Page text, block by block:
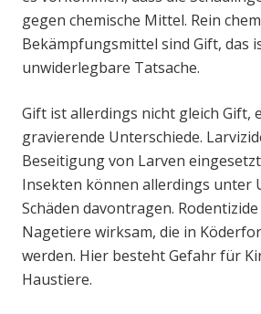
gegen chemische Mittel. Rein
Bekämpfungsmittel sind Gift, das
unwiderlegbare Tatsache.
Gift ist allerdings nicht gleich Gift,
gravierende Unterschiede.
Beseitigung von Larven
Insekten können allerdings unter
Schäden davontragen.
Nagetiere wirksam, die in
werden. Hier besteht Gefahr für
Haustiere.